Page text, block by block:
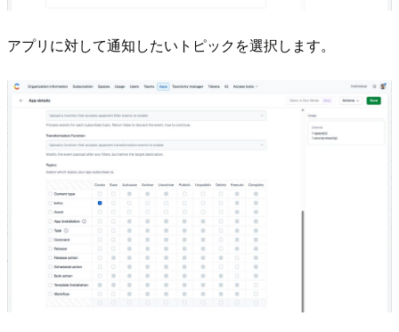
アプリに対して通知したいトピックを選択します。